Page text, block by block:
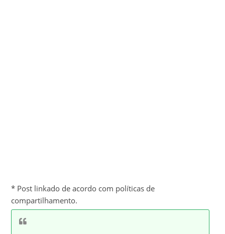
* Post linkado de acordo com políticas de
compartilhamento.